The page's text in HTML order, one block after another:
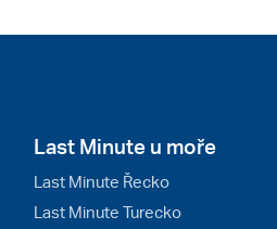
Last Minute u moře
Last Minute Řecko
Last Minute Turecko